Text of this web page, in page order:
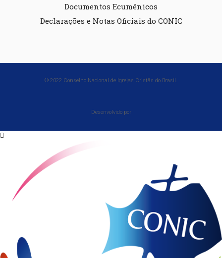
Documentos Ecumênicos
Declarações e Notas Oficiais do CONIC
© 2022 Conselho Nacional de Igrejas Cristãs do Brasil.
Desenvolvido por